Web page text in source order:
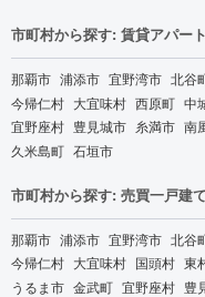
市町村から探す: 賃貸アパー
那覇市 浦添市 宜野湾市 北谷
今帰仁村 大宜味村 西原町 中
宜野座村 豊見城市 糸満市 南
久米島町 石垣市
市町村から探す: 売買一戸建て
那覇市 浦添市 宜野湾市 北谷
今帰仁村 大宜味村 国頭村 東
うるま市 金武町 宜野座村 豊